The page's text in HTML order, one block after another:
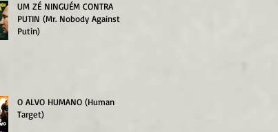
UM ZÉ NINGUÉM CONTRA
PUTIN (Mr. Nobody Against
Putin)
O ALVO HUMANO (Human
Target)